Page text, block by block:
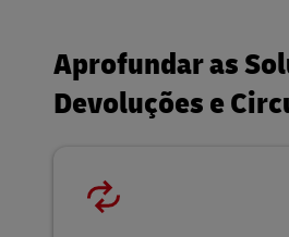
Aprofundar as
Devoluções e